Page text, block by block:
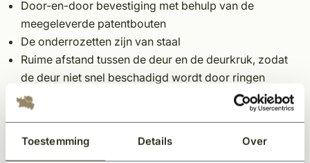
Toestemming Details Over
Door-en-door bevestiging met behulp van de
meegeleverde patentbouten
De onderrozetten zijn van staal
Ruime afstand tussen de deur en de deurkruk, zodat
de deur niet snel beschadigd wordt door ringen
Inbusboutje aan onderkant bevestigd, dus uit het zicht
Het rozetkapje is voorzien van een inkeping aan de
verwijderd kan worden.